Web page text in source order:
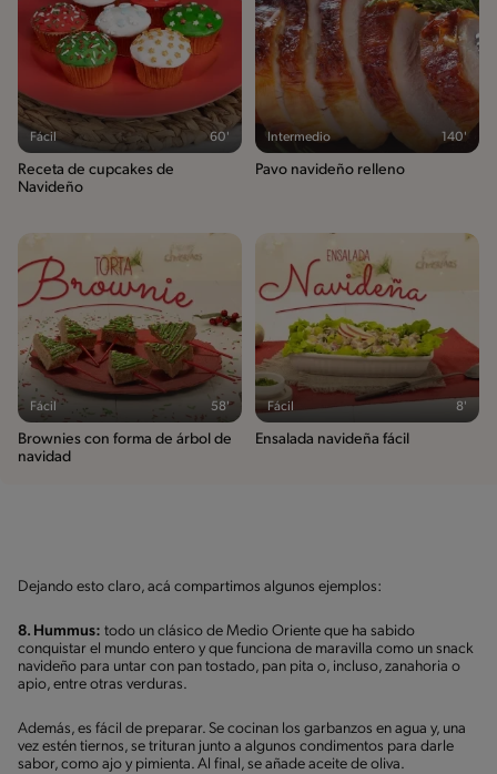
Fácil 60'
Receta de cupcakes de
Navideño
Intermedio 140'
Pavo navideño relleno
Fácil 58'
Brownies con forma de árbol de
navidad
Fácil 8'
Ensalada navideña fácil
Dejando esto claro, acá compartimos algunos ejemplos:
8. Hummus: todo un clásico de Medio Oriente que ha sabido
conquistar el mundo entero y que funciona de maravilla como un snack
navideño para untar con pan tostado, pan pita o, incluso, zanahoria o
apio, entre otras verduras.
Además, es fácil de preparar. Se cocinan los garbanzos en agua y, una
vez estén tiernos, se trituran junto a algunos condimentos para darle
sabor, como ajo y pimienta. Al final, se añade aceite de oliva.